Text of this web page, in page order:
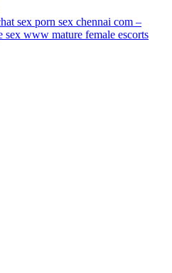
sex porn sex chennai com –
www mature female escorts